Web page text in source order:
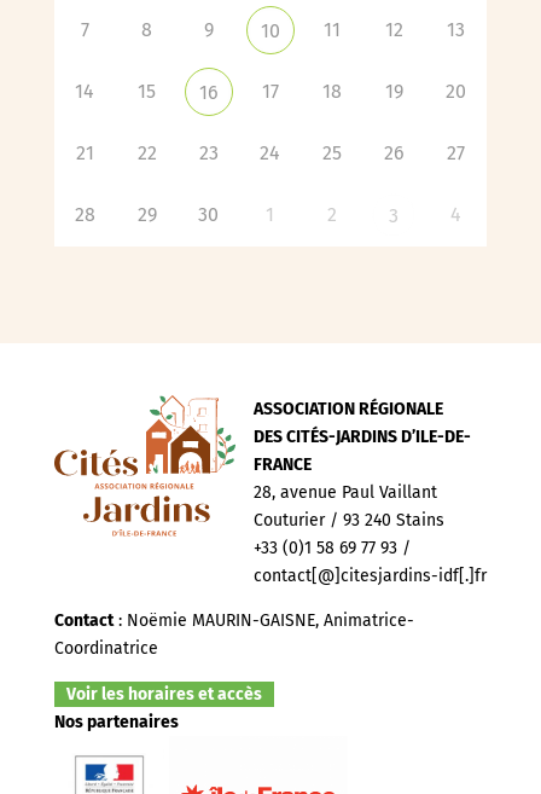
7 8 9 10 11 12 13
14 15 16 17 18 19 20
21 22 23 24 25 26 27
28 29 30 1 2 3 4
ASSOCIATION RÉGIONALE
DES CITÉS-JARDINS D’ILE-DE-
FRANCE
28, avenue Paul Vaillant
Couturier / 93 240 Stains
+33 (0)1 58 69 77 93 /
contact[@]citesjardins-idf[.]fr
Contact: Noëmie MAURIN-GAISNE, Animatrice-
Coordinatrice
Voir les horaires et accès
Nos partenaires